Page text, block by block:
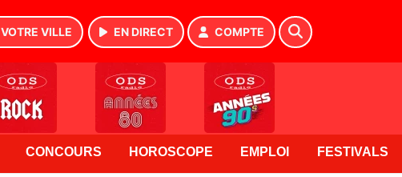
VOTRE VILLE EN DIRECT COMPTE
CONCOURS HOROSCOPE EMPLOI FESTIVALS